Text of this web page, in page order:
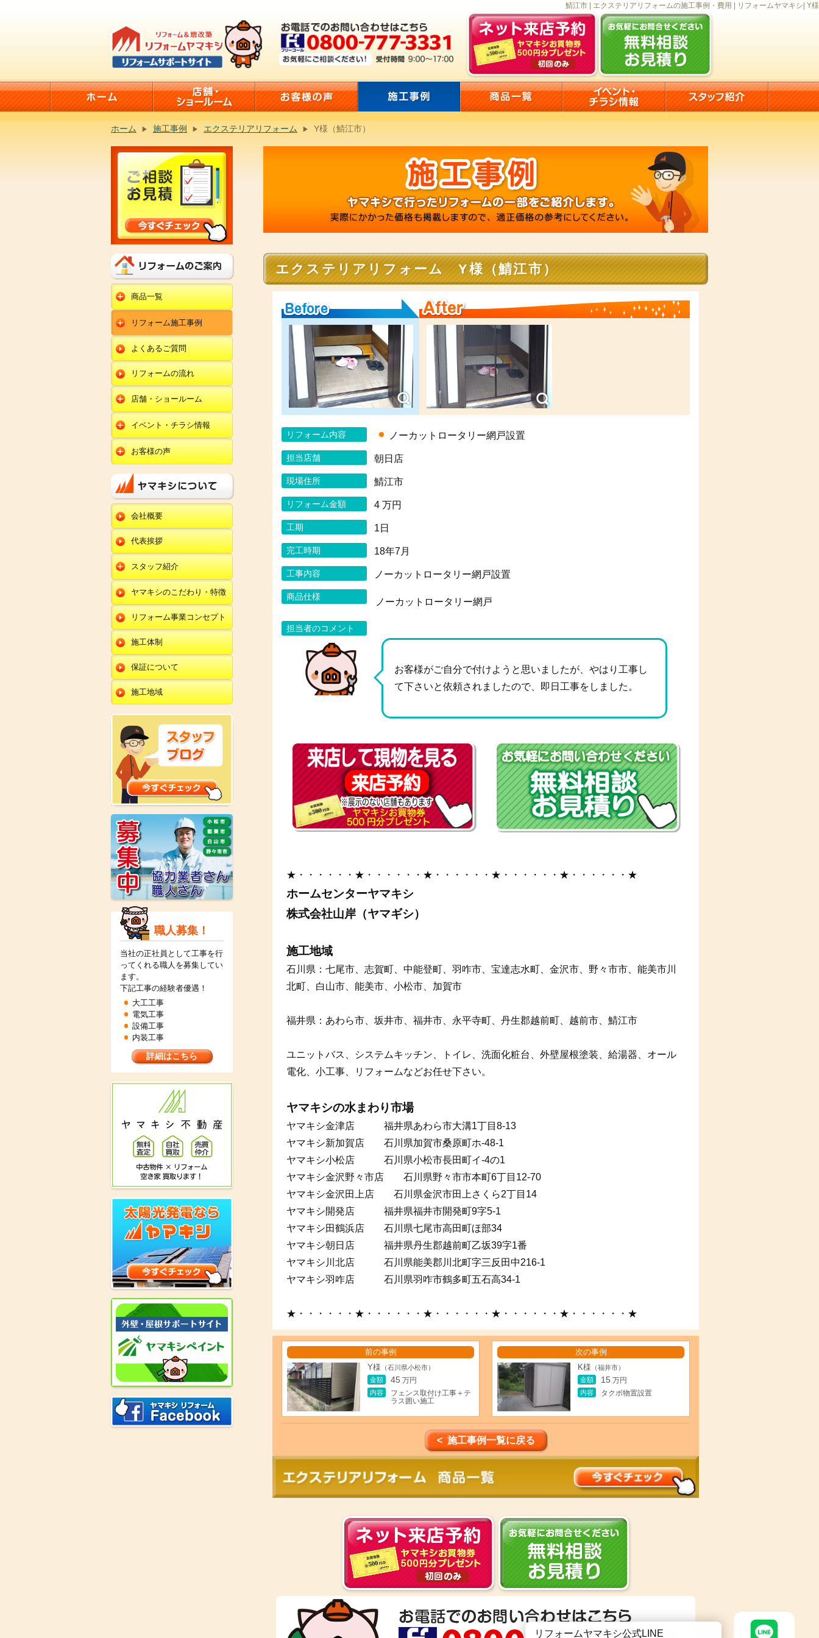
鯖江市 | エクステリアリフォームの施工事例・費用 | リフォームヤマキシ| Y様
ホーム 施工事例 エクステリアリフォーム Y様（鯖江市）
エクステリアリフォーム Y様（鯖江市）
Before After
リフォーム内容 ノーカットロータリー網戸設置
担当店舗 朝日店
現場住所 鯖江市
リフォーム金額 4 万円
工期 1日
完工時期 18年7月
工事内容 ノーカットロータリー網戸設置
商品仕様 ノーカットロータリー網戸
担当者のコメント
お客様がご自分で付けようと思いましたが、やはり工事し
て下さいと依頼されましたので、即日工事をしました。
★・・・・・・★・・・・・・★・・・・・・★・・・・・・★・・・・・・★
ホームセンターヤマキシ
株式会社山岸（ヤマギシ）
施工地域
石川県：七尾市、志賀町、中能登町、羽咋市、宝達志水町、金沢市、野々市市、能美市川
北町、白山市、能美市、小松市、加賀市
福井県：あわら市、坂井市、福井市、永平寺町、丹生郡越前町、越前市、鯖江市
ユニットバス、システムキッチン、トイレ、洗面化粧台、外壁屋根塗装、給湯器、オール
電化、小工事、リフォームなどお任せ下さい。
ヤマキシの水まわり市場
ヤマキシ金津店 福井県あわら市大溝1丁目8-13
ヤマキシ新加賀店 石川県加賀市桑原町ホ-48-1
ヤマキシ小松店 石川県小松市長田町イ-4の1
ヤマキシ金沢野々市店 石川県野々市市本町6丁目12-70
ヤマキシ金沢田上店 石川県金沢市田上さくら2丁目14
ヤマキシ開発店 福井県福井市開発町9字5-1
ヤマキシ田鶴浜店 石川県七尾市高田町ほ部34
ヤマキシ朝日店 福井県丹生郡越前町乙坂39字1番
ヤマキシ川北店 石川県能美郡川北町字三反田中216-1
ヤマキシ羽咋店 石川県羽咋市鶴多町五石高34-1
★・・・・・・★・・・・・・★・・・・・・★・・・・・・★・・・・・・★
前の事例
Y様 （石川県小松市）
金額
45 万円
内容
フェンス取付け工事＋テ
ラス囲い施工
次の事例
K様 （福井市）
金額
15 万円
内容
タクボ物置設置
< 施工事例一覧に戻る
商品一覧
水回りリフォーム
キッチンリフォーム
ユニットバスリフォー
ム
トイレリフォーム
洗面化粧台リフォー
ム
オール電化セット
エコキュート
給湯器
エクステリア
外壁塗装
内装リフォーム
リフォーム施工事例
キッチン
ユニットバス
トイレ
洗面化粧台
エクステリア
外壁塗装・外装工事
改装・内装リフォー
ム
修理・小工事
全面リフォーム
よくあるご質問
リフォームの流れ
店舗・ショールーム
田鶴浜店
金沢野々市店
川北店
小松店
新加賀店
金津店
朝日店
羽咋店
金沢田上店
イベント・チラシ情報
田鶴浜店
金沢野々市店
小松店
新加賀店
金津店
朝日店
羽咋店
金沢田上店
お客様の声
キッチン
ユニットバス
トイレ
洗面化粧台
オール電化・給湯器
エクステリア
外壁塗装・外壁工事
改装・内装リフォー
ム
修理・小工事
全面リフォーム
会社概要
代表挨拶
スタッフ紹介
本部
田鶴浜店
金沢野々市店
川北店
小松店
新加賀店
金津店
朝日店
羽咋店
金沢田上店
ヤマキシのこだわり・特徴
リフォーム事業コンセプト
施工体制
保証について
施工地域
職人募集！
当社の正社員として工事を行
ってくれる職人を募集してい
ます。
下記工事の経験者優遇！
大工工事
電気工事
設備工事
内装工事
詳細はこちら
リフォームヤマキシ公式LINE